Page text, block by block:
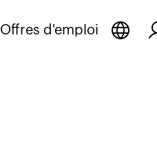
Offres d'emploi